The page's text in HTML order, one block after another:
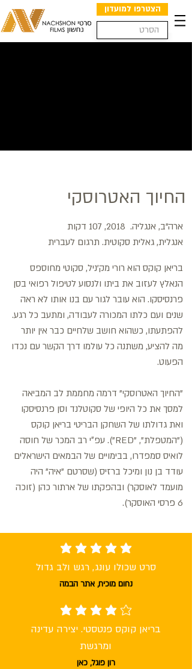
הצטרפו למועדון
החיוך האטרוסקי
ארה"ב, אנגליה. 2018, 107 דקות
אנגלית, גאלית סקוטית. תרגום לעברית
בריאן קוקס הוא רורי מק'ניל, סקוטי מחוספס
הנאלץ לעזוב את ביתו ולנסוע לטיפול רפואי בסן
פרנסיסקו. הוא עובר לגור עם בנו אותו לא ראה
שנים ועם כלתו המכורה לעבודה, ומתעב כל רגע.
להפתעתו, כשהוא חושב שלחיים כבר אין יותר
מה להציע, משתנה כל עולמו דרך הקשר עם נכדו
הפעוט.
"החיוך האטרוסקי" דרמה מחממת לב המביאה
למסך את כל היופי של סקוטלנד וסן פרנסיסקו
ואת גדולתו של השחקן הבריטי בריאן קוקס
("המטפלת", "RED"). עפ״י רב המכר של חוסה
לואיס סמפדרו, בבימויים של הבמאים הישראלים
עודד בן נון ומיכל ברזיס (שסרטם "איה" היה
מועמד לאוסקר) ובהפקתו של ארתור כהן (זוכה
6 פרסי האוסקר).
average rating is 5 out of 5
סרט שכולו עונג, רגש ולב גדול
נחום מוכיח, אתר הבמה
average rating is 4 out of 5
בריאן קוקס פנטסטי. יצירה עדינה
ומרגשת
רון פוגל, כאן